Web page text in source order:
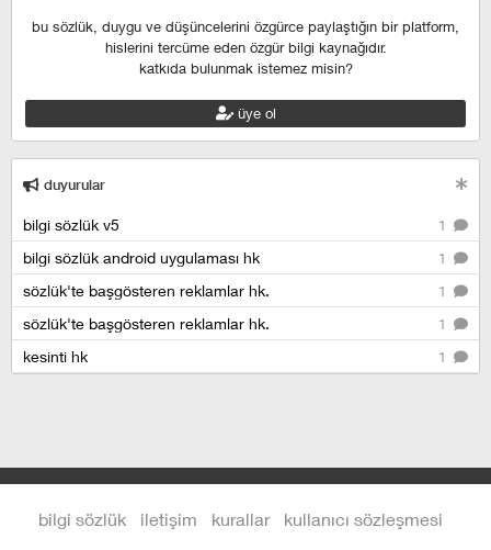
bu sözlük, duygu ve düşüncelerini özgürce paylaştığın bir platform,
hislerini tercüme eden özgür bilgi kaynağıdır.
katkıda bulunmak istemez misin?
üye ol
duyurular
1
bilgi sözlük v5
1
bilgi sözlük android uygulaması hk
1
sözlük'te başgösteren reklamlar hk.
1
sözlük'te başgösteren reklamlar hk.
1
kesinti hk
bilgi sözlük iletişim kurallar kullanıcı sözleşmesi